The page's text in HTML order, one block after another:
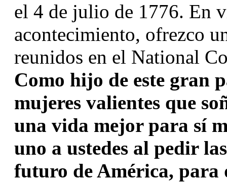
el 4 de julio de 1776. En
acontecimiento, ofrezco
Como hijo de este gran
mujeres valientes que
una vida mejor para sí
uno a ustedes al pedir
futuro de América, para